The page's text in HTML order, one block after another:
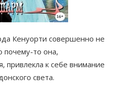
Кенуорти совершенно не
почему-то она,
привлекла к себе внимание
света.